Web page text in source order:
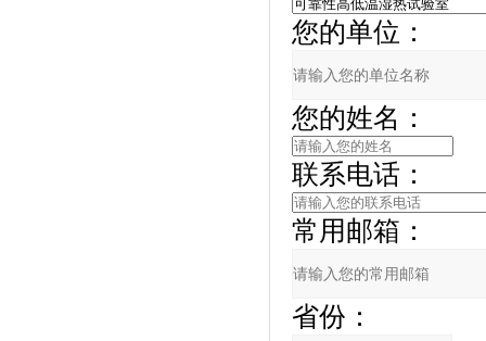
您的单位：
您的姓名：
联系电话：
常用邮箱：
省份：